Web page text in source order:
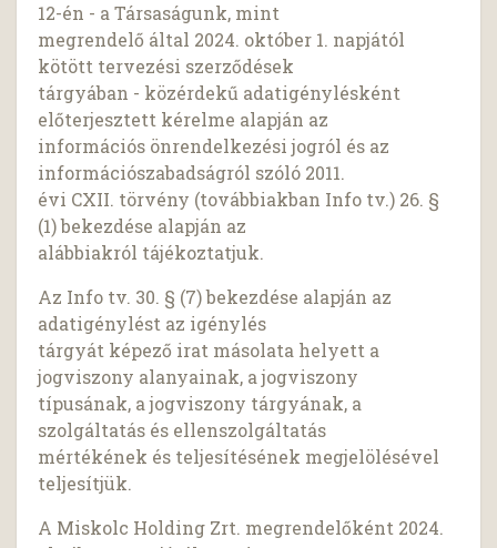
12-én - a Társaságunk, mint
megrendelő által 2024. október 1. napjától
kötött tervezési szerződések
tárgyában - közérdekű adatigénylésként
előterjesztett kérelme alapján az
információs önrendelkezési jogról és az
információszabadságról szóló 2011.
évi CXII. törvény (továbbiakban Info tv.) 26. §
(1) bekezdése alapján az
alábbiakról tájékoztatjuk.
Az Info tv. 30. § (7) bekezdése alapján az
adatigénylést az igénylés
tárgyát képező irat másolata helyett a
jogviszony alanyainak, a jogviszony
típusának, a jogviszony tárgyának, a
szolgáltatás és ellenszolgáltatás
mértékének és teljesítésének megjelölésével
teljesítjük.
A Miskolc Holding Zrt. megrendelőként 2024.